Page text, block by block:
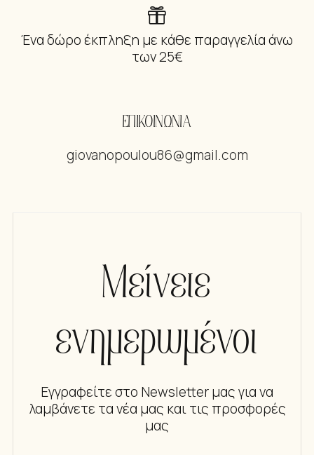
Ένα δώρο έκπληξη με κάθε παραγγελία άνω
των 25€
ΕΠΙΚΟΙΝΩΝΙΑ
giovanopoulou86@gmail.com
Μείνετε
ενημερωμένοι
Εγγραφείτε στο Newsletter μας για να
λαμβάνετε τα νέα μας και τις προσφορές
μας